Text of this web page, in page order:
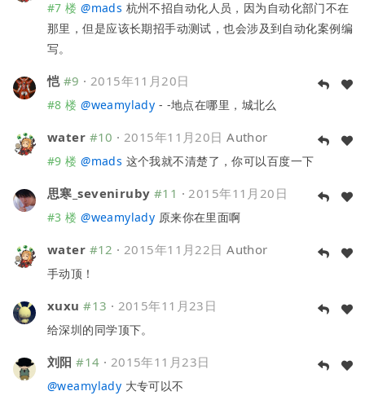
#7 楼 @mads 杭州不招自动化人员，因为自动化部门不在
那里，但是应该长期招手动测试，也会涉及到自动化案例编
写。
恺 #9 · 2015年11月20日
#8 楼 @weamylady - -地点在哪里，城北么
water #10 ·2015年11月20日 Author
#9 楼 @mads 这个我就不清楚了，你可以百度一下
思寒_seveniruby #11 ·2015年11月20日
#3 楼 @weamylady 原来你在里面啊
water #12 ·2015年11月22日 Author
手动顶！
xuxu #13 · 2015年11月23日
给深圳的同学顶下。
刘阳 #14 · 2015年11月23日
@weamylady 大专可以不